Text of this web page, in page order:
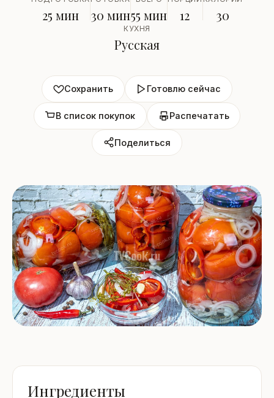
25 мин 30 мин55 мин 12 30
КУХНЯ
Русская
Сохранить Готовлю сейчас
В список покупок Распечатать
Поделиться
Ингредиенты